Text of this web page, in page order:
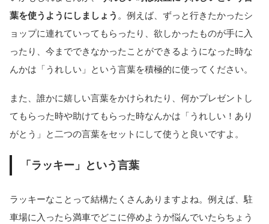
葉を使うようにしましょう 。例えば、ずっと行きたかったシ
ョップに連れていってもらったり、欲しかったものが手に入
ったり、今までできなかったことができるようになった時な
んかは「うれしい」という言葉を積極的に使ってください。
また、誰かに嬉しい言葉をかけられたり、何かプレゼントし
てもらった時や助けてもらった時なんかは「うれしい！あり
がとう」と二つの言葉をセットにして使うと良いですよ。
「ラッキー」という言葉
ラッキーなことって結構たくさんありますよね。例えば、駐
車場に入ったら満車でどこに停めようか悩んでいたらちょう